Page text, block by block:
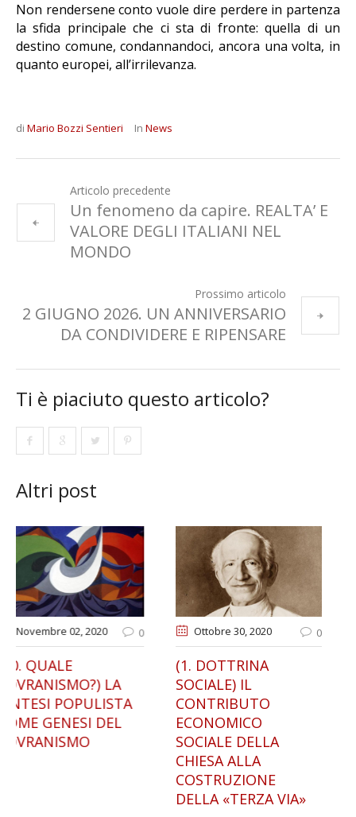
Non rendersene conto vuole dire perdere in partenza
la sfida principale che ci sta di fronte: quella di un
destino comune, condannandoci, ancora una volta, in
quanto europei, all’irrilevanza.
di Mario Bozzi Sentieri In News
Articolo precedente
Un fenomeno da capire. REALTA’ E
VALORE DEGLI ITALIANI NEL
MONDO
Prossimo articolo
2 GIUGNO 2026. UN ANNIVERSARIO
DA CONDIVIDERE E RIPENSARE
Ti è piaciuto questo articolo?
Altri post
Ottobre 30, 2020
(1. DOTTRINA
SOCIALE) IL
CONTRIBUTO
ECONOMICO
SOCIALE DELLA
Gennaio 13 , 2021
IL RIFORMISMO
NAZIONALE DI
FRANCESCO SAVERIO
NITTI. DALL’ITALIA
GIOLITTIANA AL
FASCISMO